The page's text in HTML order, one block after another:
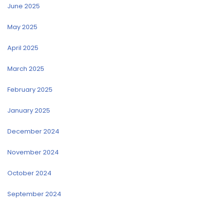
June 2025
May 2025
April 2025
March 2025
February 2025
January 2025
December 2024
November 2024
October 2024
September 2024